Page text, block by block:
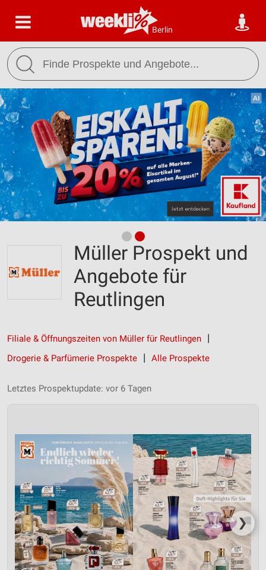
Berlin
Müller Prospekt und
Angebote für
Reutlingen
Filiale & Öffnungszeiten von Müller für Reutlingen
Drogerie & Parfümerie Prospekte
Alle Prospekte
Letztes Prospektupdate: vor 6 Tagen
❯